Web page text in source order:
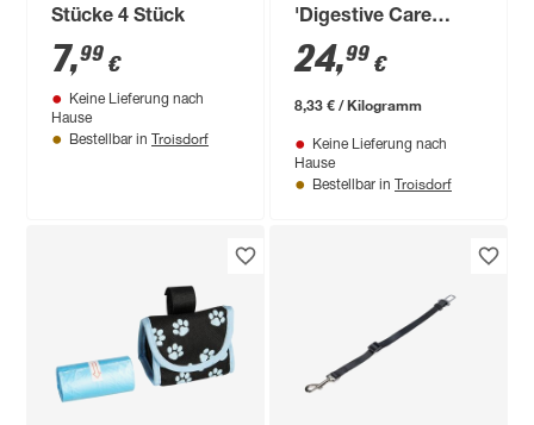
Stücke 4 Stück
7,99 €
Keine Lieferung nach
Hause
Bestellbar in Troisdorf
'Digestive Care
Adult' 3 kg
24,99 €
8,33 € / Kilogramm
Keine Lieferung nach
Hause
Bestellbar in Troisdorf